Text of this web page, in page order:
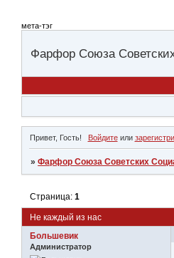
мета-тэг
Фарфор Союза
Привет, Гость! Войдитеили
»Фарфор Союза Советских
Не каждый из нас
Страница:1
Большевик
Администратор